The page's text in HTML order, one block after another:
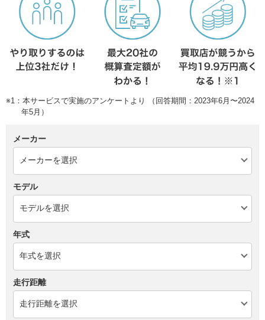
※1：本サービスで実施のアンケートより （回答期間：2023年6月〜2024
年5月）
メーカー
モデル
年式
走行距離